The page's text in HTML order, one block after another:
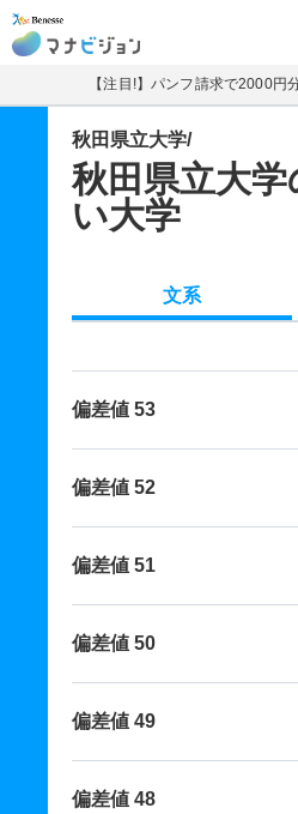
マナビジョン
【注目!】パンフ請求で2000円
秋田県立大学/
秋田県立大
い大学
文系
偏差値 53
偏差値 52
偏差値 51
偏差値 50
偏差値 49
偏差値 48